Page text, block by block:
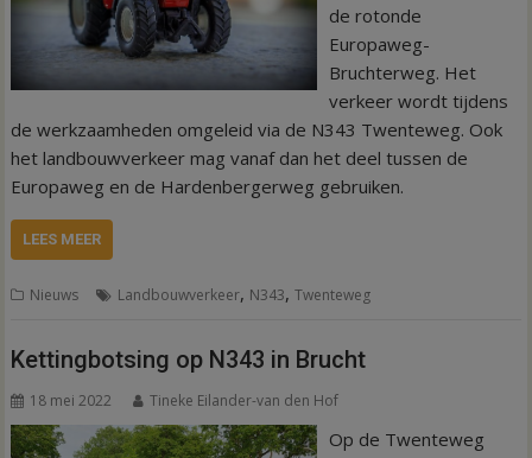
de rotonde
Europaweg-
Bruchterweg. Het
verkeer wordt tijdens
de werkzaamheden omgeleid via de N343 Twenteweg. Ook
het landbouwverkeer mag vanaf dan het deel tussen de
Europaweg en de Hardenbergerweg gebruiken.
LEES MEER
Nieuws Landbouwverkeer, N343,Twenteweg
Kettingbotsing op N343 in Brucht
18 mei 2022 Tineke Eilander-van den Hof
Op de Twenteweg